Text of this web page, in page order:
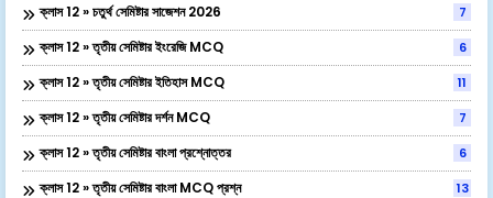
ক্লাস 12 » চতুর্থ সেমিষ্টার সাজেশন 2026 7
ক্লাস 12 » তৃতীয় সেমিষ্টার ইংরেজি MCQ 6
ক্লাস 12 » তৃতীয় সেমিষ্টার ইতিহাস MCQ 11
ক্লাস 12 » তৃতীয় সেমিষ্টার দর্শন MCQ 7
ক্লাস 12 » তৃতীয় সেমিষ্টার বাংলা প্রশ্নোত্তর 6
ক্লাস 12 » তৃতীয় সেমিষ্টার বাংলা MCQ প্রশ্ন 13